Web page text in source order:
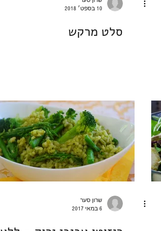
10 בספט׳ 2018
סלט מרקש
שרון סער
6 במאי 2017